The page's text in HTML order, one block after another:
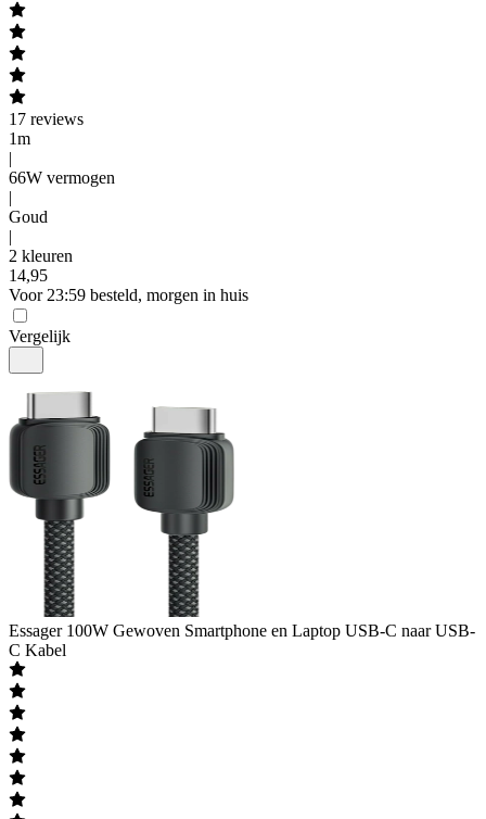
17 reviews
1m
|
66W vermogen
|
Goud
|
2 kleuren
14,95
Voor 23:59 besteld, morgen in huis
Vergelijk
Essager 100W Gewoven Smartphone en Laptop USB-C naar USB-
C Kabel